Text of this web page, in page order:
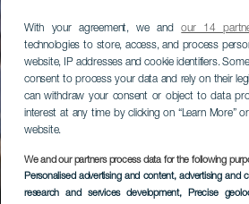
With your agreement, we andour 14
technologies to store, access, and process
website, IP addresses and cookie identifiers.
consent to process your data and rely on their
can withdraw your consent or object to data
interest at any time by clicking on “Learn More”
website.
We and our partners process data for the following
Personalised advertising and content, advertising and
research and services development, Precise